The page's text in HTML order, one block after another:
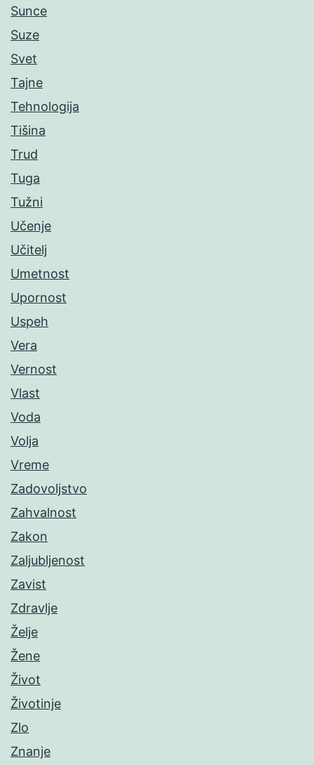
Sunce
Suze
Svet
Tajne
Tehnologija
Tišina
Trud
Tuga
Tužni
Učenje
Učitelj
Umetnost
Upornost
Uspeh
Vera
Vernost
Vlast
Voda
Volja
Vreme
Zadovoljstvo
Zahvalnost
Zakon
Zaljubljenost
Zavist
Zdravlje
Želje
Žene
Život
Životinje
Zlo
Znanje